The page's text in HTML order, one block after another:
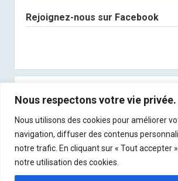
Nous respectons votre vie privée.
Nous utilisons des cookies pour améliorer
navigation, diffuser des contenus
notre trafic. En cliquant sur « Tout accepter
notre utilisation des cookies.
Rejoignez-nous sur Facebook
Abonnez-vous à notre newsletter
Recevez les derniers articles
votre boite mail !